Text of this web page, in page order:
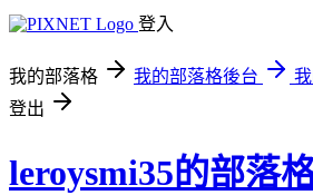
登入
我的部落格 我的部落格後台
登出
leroysmi35的部落